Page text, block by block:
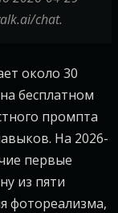
chat.
около 30
бесплатном
промпта
На 2026-
первые
из пяти
фотореализма,